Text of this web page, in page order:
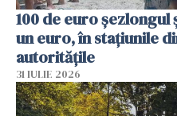
100 de euro șezlongul
un euro, în stațiunile
autoritățile
31 IULIE 2026